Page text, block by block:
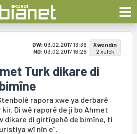
DW: 03.02.2017 13:36
ND: 03.02.2017 16:26
Xwendin
2 xulek
Turk dikare di
rapora xwe ya derbarê
Di wê raporê de ji bo Ahmet
dikare di girtîgehê de bimîne, ti
wî nîn e”.